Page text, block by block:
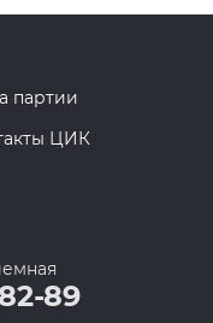
партии
ЦИК
89